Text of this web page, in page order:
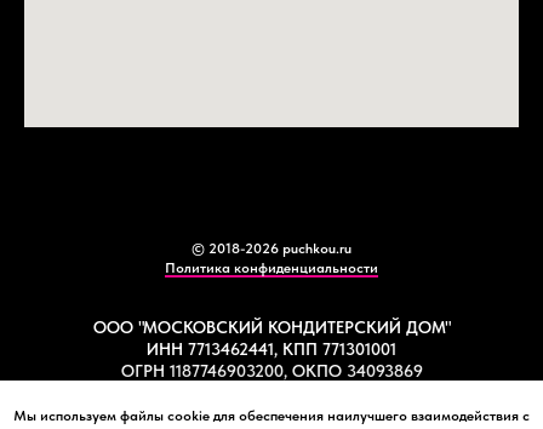
© 2018-2026 puchkou.ru
Политика конфиденциальности
ООО "МОСКОВСКИЙ КОНДИТЕРСКИЙ ДОМ"
ИНН 7713462441, КПП 771301001
ОГРН 1187746903200, ОКПО 34093869
Мы используем файлы cookie для обеспечения наилучшего взаимодействия с